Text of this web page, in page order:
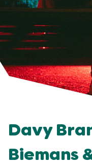
Davy
Biemans